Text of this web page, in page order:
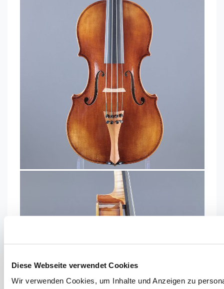
Diese Webseite verwendet Cookies
Wir verwenden Cookies, um Inhalte und Anzeigen zu